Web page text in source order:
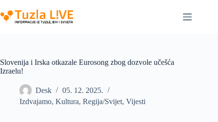
to
content
Slovenija i Irska otkazale Eurosong zbog dozvole učešća
Izraelu!
Desk
05. 12. 2025.
Izdvajamo, Kultura, Regija/Svijet, Vijesti